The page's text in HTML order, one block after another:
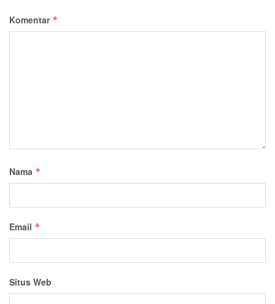
Komentar *
Nama *
Email *
Situs Web